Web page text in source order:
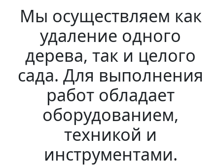
Мы осуществляем как
удаление одного
дерева, так и целого
сада. Для выполнения
работ обладает
оборудованием,
техникой и
инструментами.